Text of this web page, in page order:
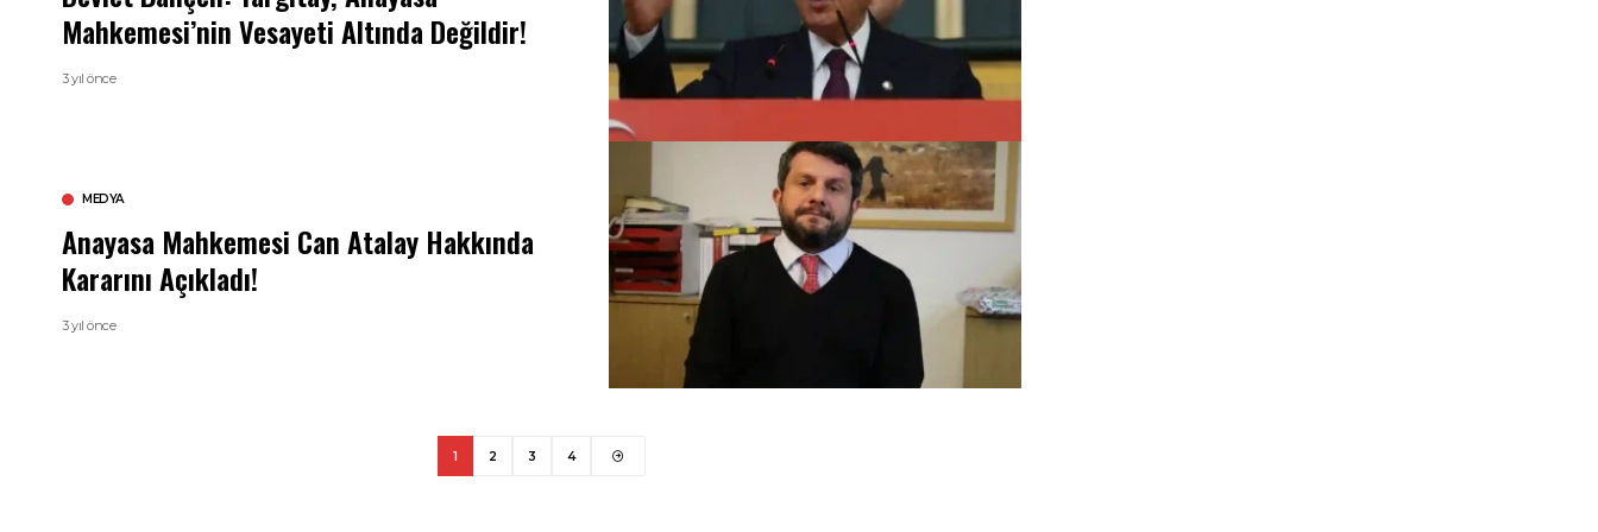
Mahkemesi’nin Vesayeti Altında Değildir!
3 yıl önce
MEDYA
Anayasa Mahkemesi Can Atalay Hakkında
Kararını Açıkladı!
3 yıl önce
1 2 3 4